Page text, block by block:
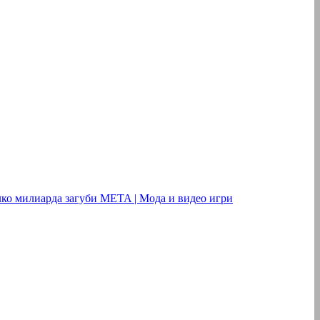
милиарда загуби META | Мода и видео игри